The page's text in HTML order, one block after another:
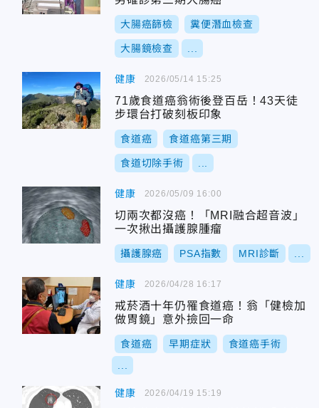
大腸癌篩檢 糞便潛血檢查
大腸鏡檢查
健康
71歲食道癌翁術後登百岳！43天徒
步環台打破刻板印象
食道癌 食道癌第三期
食道切除手術
2026/05/14 15:25
健康
切兩次都沒癌！「MRI融合超音波」
一次揪出攝護腺腫瘤
攝護腺癌 PSA指數 MRI診斷
2026/05/09 16:00
健康
戒菸酒十年仍罹食道癌！翁「健檢加
做胃鏡」意外撿回一命
食道癌 早期症狀 食道癌手術
2026/04/28 16:17
健康 2026/04/19 15:19